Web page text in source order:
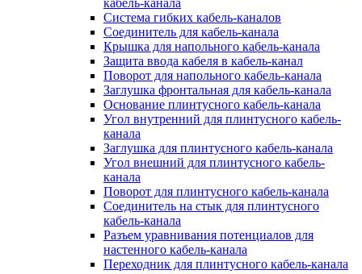
кабель-канала
Система гибких кабель-каналов
Соединитель для кабель-канала
Крышка для напольного кабель-канала
Защита ввода кабеля в кабель-канал
Поворот для напольного кабель-канала
Заглушка фронтальная для кабель-канала
Основание плинтусного кабель-канала
Угол внутренний для плинтусного кабель-
канала
Заглушка для плинтусного кабель-канала
Угол внешний для плинтусного кабель-
канала
Поворот для плинтусного кабель-канала
Соединитель на стык для плинтусного
кабель-канала
Разъем уравнивания потенциалов для
настенного кабель-канала
Переходник для плинтусного кабель-канала